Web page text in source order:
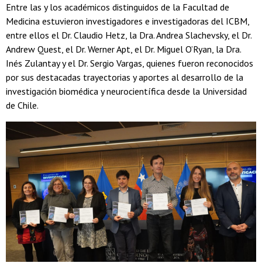
Entre las y los académicos distinguidos de la Facultad de
Medicina estuvieron investigadores e investigadoras del ICBM,
entre ellos el Dr. Claudio Hetz, la Dra. Andrea Slachevsky, el Dr.
Andrew Quest, el Dr. Werner Apt, el Dr. Miguel O’Ryan, la Dra.
Inés Zulantay y el Dr. Sergio Vargas, quienes fueron reconocidos
por sus destacadas trayectorias y aportes al desarrollo de la
investigación biomédica y neurocientífica desde la Universidad
de Chile.